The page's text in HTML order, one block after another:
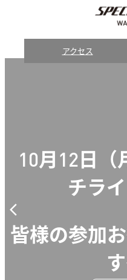
アクセス
10月12日（
チラ
皆様の参加